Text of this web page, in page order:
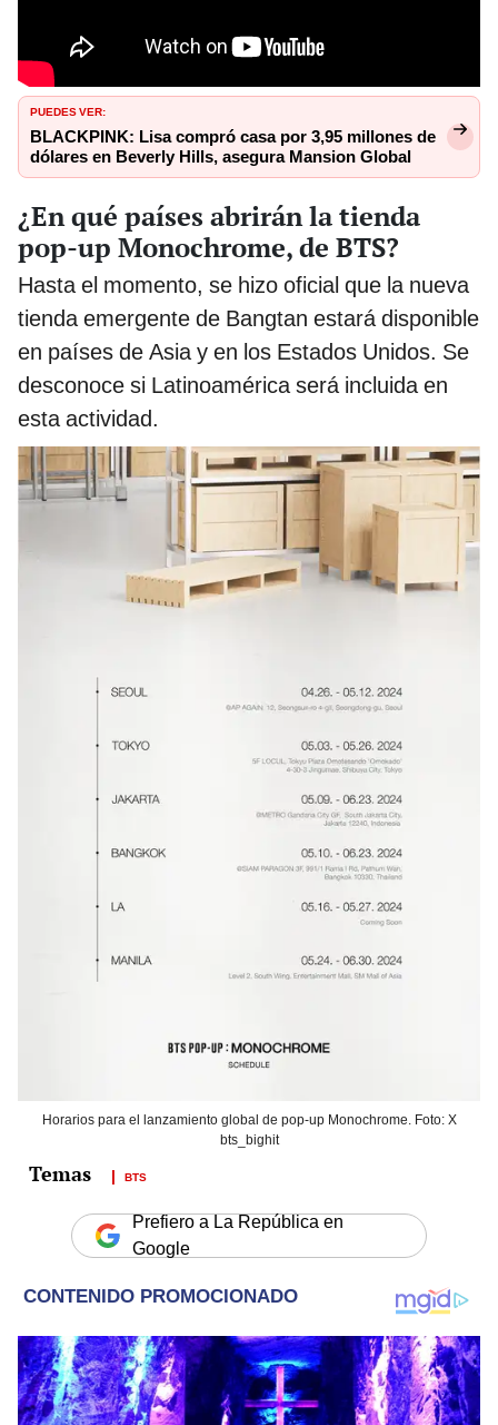
PUEDES VER:
BLACKPINK: Lisa compró casa por 3,95 millones de
dólares en Beverly Hills, asegura Mansion Global
¿En qué países abrirán la tienda
pop-up Monochrome, de BTS?
Hasta el momento, se hizo oficial que la nueva
tienda emergente de Bangtan estará disponible
en países de Asia y en los Estados Unidos. Se
desconoce si Latinoamérica será incluida en
esta actividad.
Horarios para el lanzamiento global de pop-up Monochrome. Foto: X
bts_bighit
BTS
Prefiero a La República en
Google